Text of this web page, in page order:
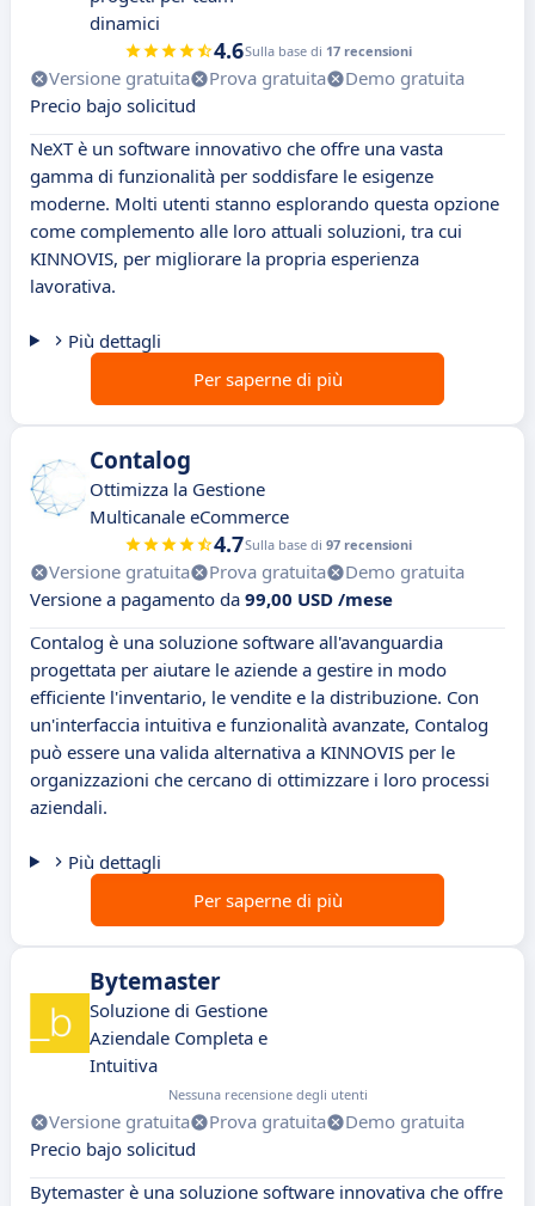
dinamici
4.6Sulla base di 17 recensioni
Versione gratuita Prova gratuita
Demo gratuita
Precio bajo solicitud
NeXT è un software innovativo che offre una vasta
gamma di funzionalità per soddisfare le esigenze
moderne. Molti utenti stanno esplorando questa opzione
come complemento alle loro attuali soluzioni, tra cui
KINNOVIS, per migliorare la propria esperienza
lavorativa.
Più dettagli
Per saperne di più
Contalog
Ottimizza la Gestione
Multicanale eCommerce
4.7Sulla base di 97 recensioni
Versione gratuita Prova gratuita
Demo gratuita
Versione a pagamento da 99,00 USD /mese
Contalog è una soluzione software all'avanguardia
progettata per aiutare le aziende a gestire in modo
efficiente l'inventario, le vendite e la distribuzione. Con
un'interfaccia intuitiva e funzionalità avanzate, Contalog
può essere una valida alternativa a KINNOVIS per le
organizzazioni che cercano di ottimizzare i loro processi
aziendali.
Più dettagli
Per saperne di più
Bytemaster
Soluzione di Gestione
Aziendale Completa e
Intuitiva
Nessuna recensione degli utenti
Versione gratuita Prova gratuita
Demo gratuita
Precio bajo solicitud
Bytemaster è una soluzione software innovativa che offre